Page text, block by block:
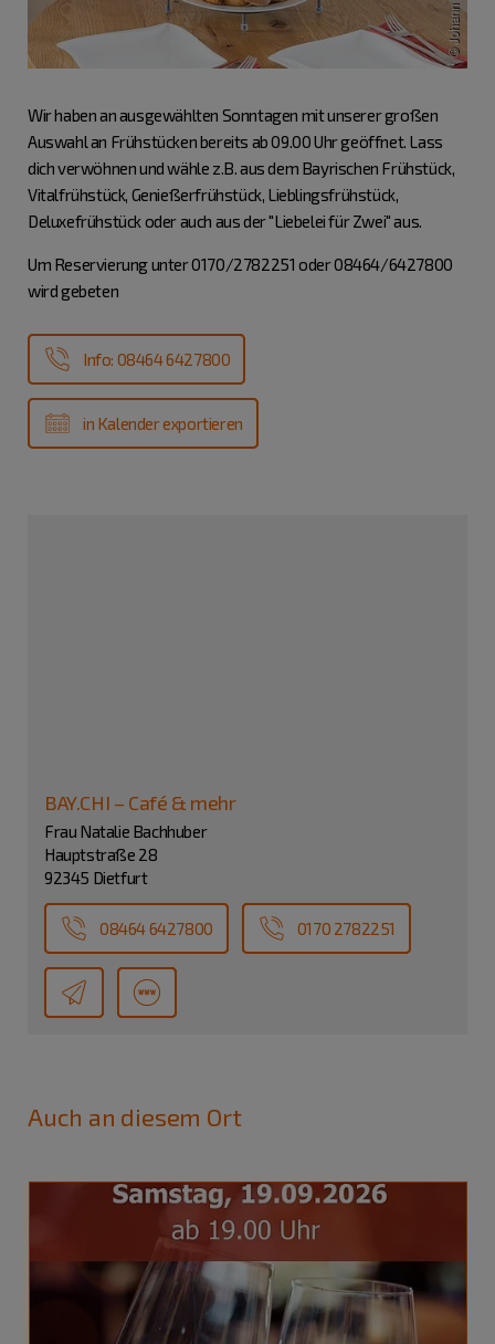
Wir haben an ausgewählten Sonntagen mit unserer großen
Auswahl an Frühstücken bereits ab 09.00 Uhr geöffnet. Lass
dich verwöhnen und wähle z.B. aus dem Bayrischen Frühstück,
Vitalfrühstück, Genießerfrühstück, Lieblingsfrühstück,
Deluxefrühstück oder auch aus der "Liebelei für Zwei" aus.
Um Reservierung unter 0170/2782251 oder 08464/6427800
wird gebeten
Info: 08464 6427800
in Kalender exportieren
BAY.CHI – Café & mehr
Frau Natalie Bachhuber
Hauptstraße 28
92345 Dietfurt
08464 6427800 0170 2782251
Auch an diesem Ort